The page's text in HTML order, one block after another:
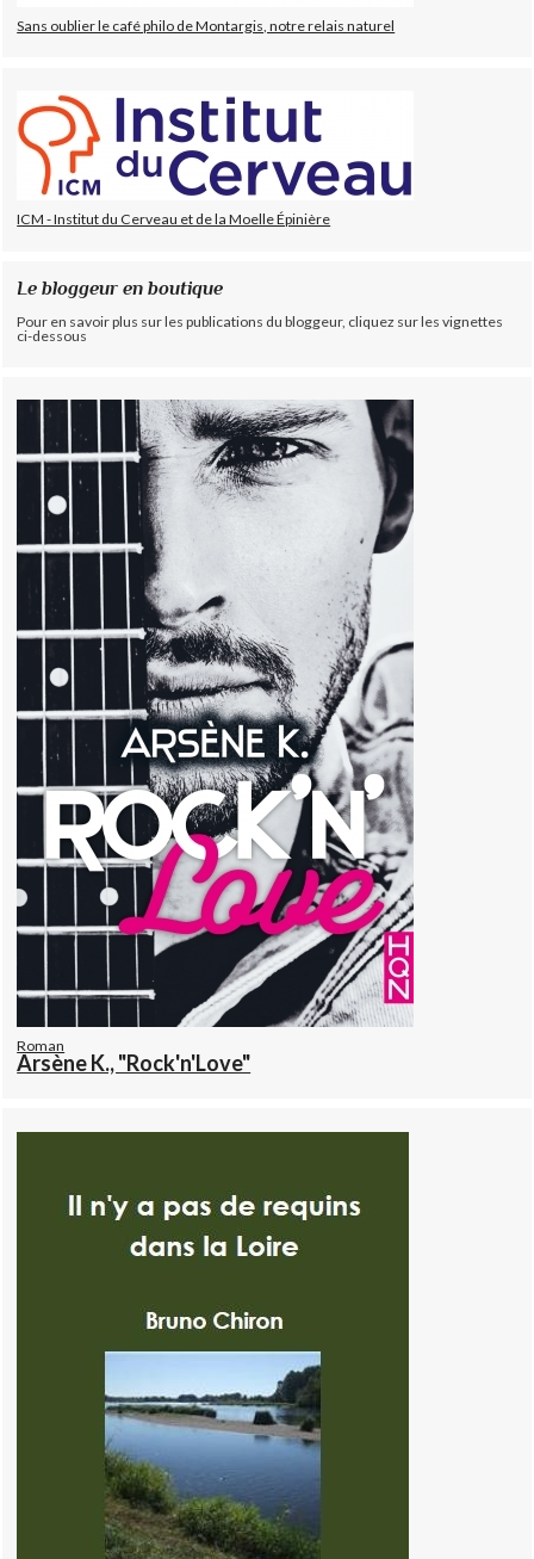
Sans oublier le café philo de Montargis, notre relais naturel
ICM - Institut du Cerveau et de la Moelle Épinière
Le bloggeur en boutique
Pour en savoir plus sur les publications du bloggeur, cliquez sur les vignettes
ci-dessous
Roman
Arsène K., "Rock'n'Love"